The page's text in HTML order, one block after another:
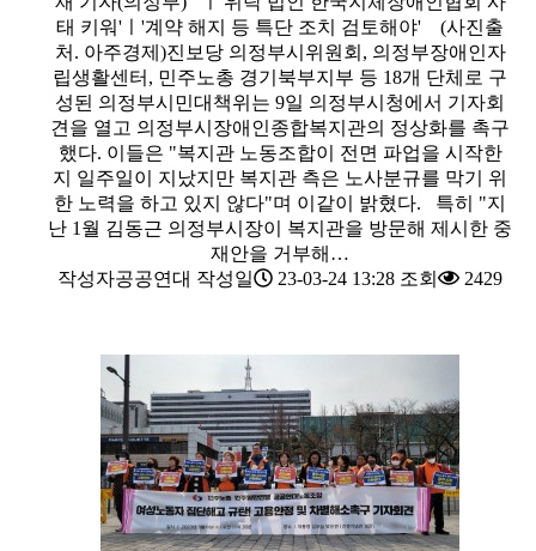
태 키워'ㅣ'계약 해지 등 특단 조치 검토해야' (사진출
처. 아주경제)진보당 의정부시위원회, 의정부장애인자
립생활센터, 민주노총 경기북부지부 등 18개 단체로 구
성된 의정부시민대책위는 9일 의정부시청에서 기자회
견을 열고 의정부시장애인종합복지관의 정상화를 촉구
했다. 이들은 "복지관 노동조합이 전면 파업을 시작한
지 일주일이 지났지만 복지관 측은 노사분규를 막기 위
한 노력을 하고 있지 않다"며 이같이 밝혔다. 특히 "지
난 1월 김동근 의정부시장이 복지관을 방문해 제시한 중
재안을 거부해…
작성자공공연대 작성일 23-03-24 13:28 조회 2429